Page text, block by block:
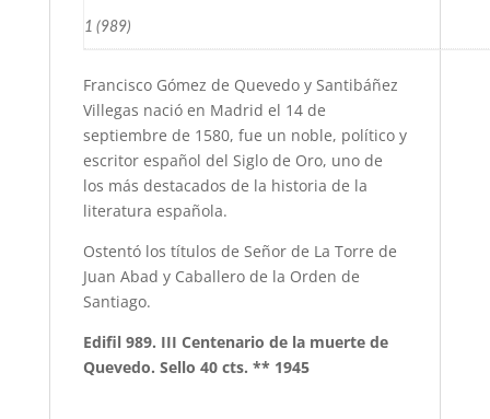
1 (989)
Francisco Gómez de Quevedo y Santibáñez
Villegas nació en Madrid el 14 de
septiembre de 1580, fue un noble, político y
escritor español del Siglo de Oro, uno de
los más destacados de la historia de la
literatura española.
Ostentó los títulos de Señor de La Torre de
Juan Abad y Caballero de la Orden de
Santiago.
Edifil 989. III Centenario de la muerte de
Quevedo. Sello 40 cts. ** 1945